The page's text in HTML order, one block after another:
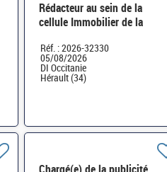
Rédacteur au sein de la
cellule Immobilier de la
Douanes d'Occitanie H/F
Réf. : 2026-32330
05/08/2026
DI Occitanie
Hérault (34)